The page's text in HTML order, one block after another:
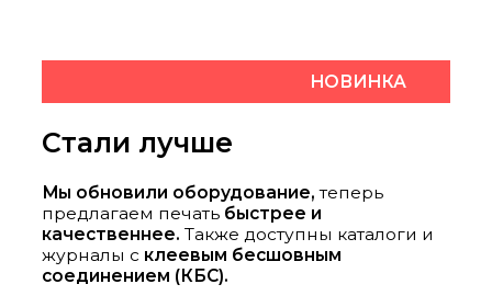
НОВИНКА
Стали лучше
Мы обновили оборудование, теперь
предлагаем печать быстрее и
качественнее. Также доступны каталоги и
журналы с клеевым бесшовным
соединением (КБС).